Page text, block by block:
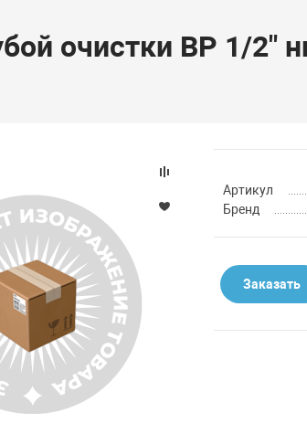
очистки ВР 1/2"
Артикул
Бренд
Заказать